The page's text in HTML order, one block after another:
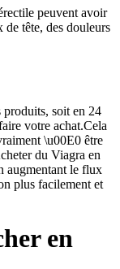
peuvent avoir
de tête, des douleurs
produits, soit en 24
votre achat.Cela
\u00E0 être
du Viagra en
augmentant le flux
plus facilement et
en